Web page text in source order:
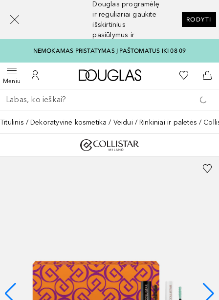
Douglas programėlę
ir reguliariai gaukite
išskirtinius
pasiūlymus ir
RODYTI
NEMOKAMAS PRISTATYMAS Į PAŠTOMATUS IKI 08 09
MeniuAtidaryti meniuĮ mano paskyrą
Į Douglas pagrindinį
Į mano
Į
Grįžk atgal
Vykdykite paiešką
Titulinis Dekoratyvinė kosmetika Veidui Rinkiniai ir paletės
[navigation.slideout.screenreader]